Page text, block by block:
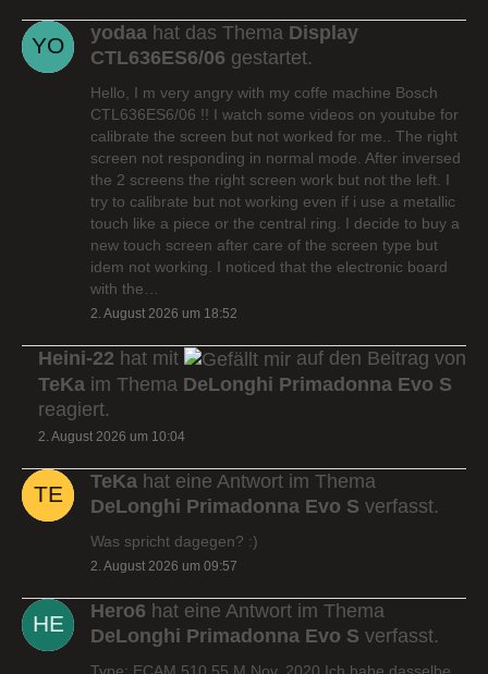
yodaa hat das Thema Display
CTL636ES6/06 gestartet.
Hello, I m very angry with my coffe machine Bosch
CTL636ES6/06 !! I watch some videos on youtube for
calibrate the screen but not worked for me.. The right
screen not responding in normal mode. After inversed
the 2 screens the right screen work but not the left. I
try to calibrate but not working even if i use a metallic
touch like a piece or the central ring. I decide to buy a
new touch screen after care of the screen type but
idem not working. I noticed that the electronic board
with the…
2. August 2026 um 18:52
Heini-22 hat mit
auf den Beitrag von
TeKa im Thema DeLonghi Primadonna Evo S
reagiert.
2. August 2026 um 10:04
TeKa hat eine Antwort im Thema
DeLonghi Primadonna Evo S verfasst.
Was spricht dagegen? :)
2. August 2026 um 09:57
Hero6 hat eine Antwort im Thema
DeLonghi Primadonna Evo S verfasst.
Type: ECAM 510.55.M Nov. 2020 Ich habe dasselbe